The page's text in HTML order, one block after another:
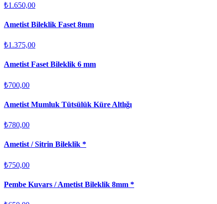
₺1.650,00
Ametist Bileklik Faset 8mm
₺1.375,00
Ametist Faset Bileklik 6 mm
₺700,00
Ametist Mumluk Tütsülük Küre Altlığı
₺780,00
Ametist / Sitrin Bileklik *
₺750,00
Pembe Kuvars / Ametist Bileklik 8mm *